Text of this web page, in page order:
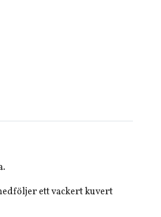
ett vackert kuvert